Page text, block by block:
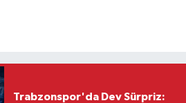
Trabzonspor'da Dev Sürpriz: